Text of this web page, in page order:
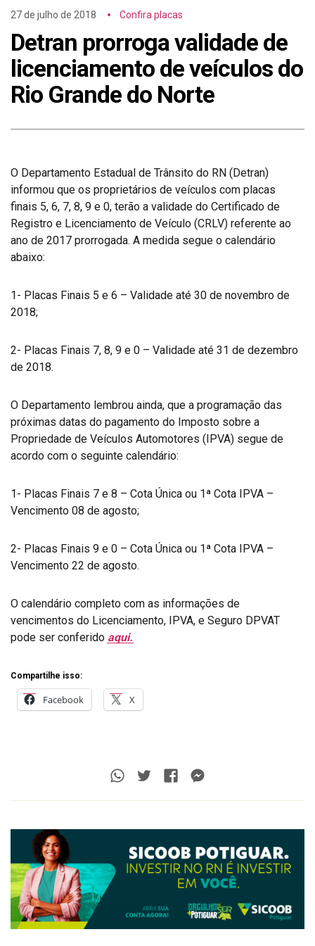
27 de julho de 2018 Confira placas
Detran prorroga validade de
licenciamento de veículos do
Rio Grande do Norte
O Departamento Estadual de Trânsito do RN (Detran)
informou que os proprietários de veículos com placas
finais 5, 6, 7, 8, 9 e 0, terão a validade do Certificado de
Registro e Licenciamento de Veículo (CRLV) referente ao
ano de 2017 prorrogada. A medida segue o calendário
abaixo:
1- Placas Finais 5 e 6 – Validade até 30 de novembro de
2018;
2- Placas Finais 7, 8, 9 e 0 – Validade até 31 de dezembro
de 2018.
O Departamento lembrou ainda, que a programação das
próximas datas do pagamento do Imposto sobre a
Propriedade de Veículos Automotores (IPVA) segue de
acordo com o seguinte calendário:
1- Placas Finais 7 e 8 – Cota Única ou 1ª Cota IPVA –
Vencimento 08 de agosto;
2- Placas Finais 9 e 0 – Cota Única ou 1ª Cota IPVA –
Vencimento 22 de agosto.
O calendário completo com as informações de
vencimentos do Licenciamento, IPVA, e Seguro DPVAT
pode ser conferido aqui.
Compartilhe isso:
Facebook X
Whatsapp
TwitterFacebook